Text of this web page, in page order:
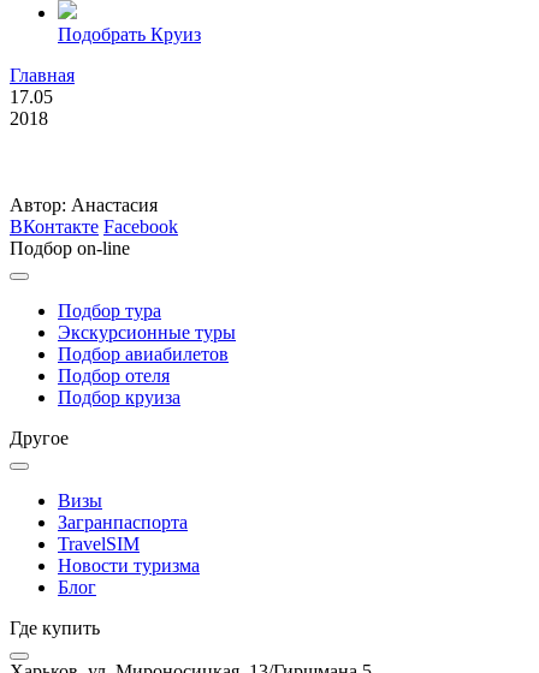
Подобрать Круиз
Главная
17.05
2018
Автор: Анастасия
ВКонтакте Facebook
Подбор on-line
Подбор тура
Экскурсионные туры
Подбор авиабилетов
Подбор отеля
Подбор круиза
Другое
Визы
Загранпаспорта
TravelSIM
Новости туризма
Блог
Где купить